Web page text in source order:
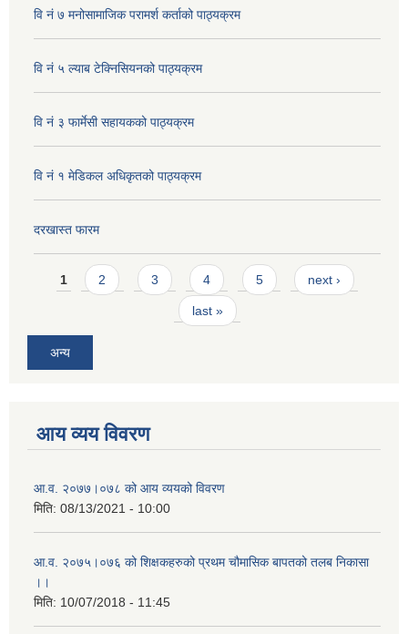
वि नं ७ मनोसामाजिक परामर्श कर्ताको पाठ्यक्रम
वि नं ५ ल्याब टेक्निसियनको पाठ्यक्रम
वि नं ३ फार्मेसी सहायकको पाठ्यक्रम
वि नं १ मेडिकल अधिकृतको पाठ्यक्रम
दरखास्त फारम
Pages
1 2 3 4 5 next ›
last »
अन्य
आय व्यय विवरण
आ.व. २०७७।०७८ को आय व्ययको विवरण
मिति: 08/13/2021 - 10:00
आ.व. २०७५।०७६ को शिक्षकहरुको प्रथम चौमासिक बापतको तलब निकासा
।।
मिति: 10/07/2018 - 11:45